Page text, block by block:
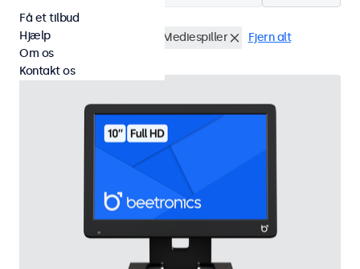
10 tommer skaerme USB Mediespiller Fjern alt
Få et tilbud
Hjælp
Om os
Kontakt os